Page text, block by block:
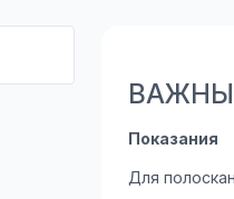
Показания
Для